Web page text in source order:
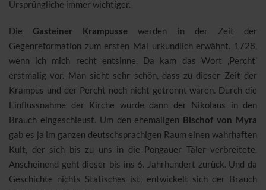
Ursprüngliche immer wichtiger.
DieGasteiner Krampusse werden in der Zeit der
Gegenreformation zum ersten Mal urkundlich erwähnt. 1728,
wenn ich mich recht entsinne. Da kam das Wort ‚Percht’
erstmalig vor. Man sieht sehr schön, dass zu dieser Zeit der
Krampus und der Percht noch nicht getrennt waren. Durch die
Einflussnahme der Kirche wurde dann der Nikolaus in den
Brauch eingeschleust. Um den ehemaligen Bischof von Myra
gab es ja im ganzen deutschsprachigen Raum einen wahrhaften
Kult, der sich bis zu uns in die Pongauer Täler verbreitete.
Anscheinend geht dieser bis ins 6. Jahrhundert zurück. Und da
Geschichte nichts Statisches ist, entwickelt sich der Brauch